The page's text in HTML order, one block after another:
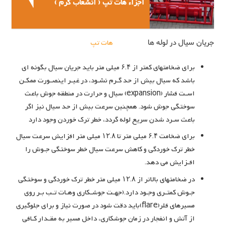
اجزاء هات تپ ( انشعاب گرم )
جریان سیال در لوله ها هات تپ
برای ضخامتهای کمتر از ۶.۴ میلی متر باید جریان سیال بگونه ای
باشد که سیال بیش از حد گـرم نشـود، در غیـر اینصـورت ممکـن
اسـت فشار (expansion) سیال و حرارت در منطقه جوش باعث
سوختگی جوش شود. همچنین سرعت بیش از حد سیال نیز اگر
باعث سـرد شدن سریع لوله گردد، خطر ترک خوردن وجود دارد
برای ضخامت ۶.۴ میلی متر تا ۱۲.۸ میلی متر افزایش سرعت سیال
خطر ترک خوردگی و کاهش سرعت سیال خطر سوختگی جـوش را
افـزایش می دهد.
در ضخامتهای بالاتر از ۱۲.۸ میلی متر خطر ترک خوردگی و سوختگی
جـوش کمتـری وجـود دارد.(جهـت جوشـکاری وهـات تـب بـر روی
مسیرهای فلر(flare)باید دقت شود در صورت نیاز و برای جلوگیری
از آتش و انفجار در زمان جوشکاری، داخل مسیر به مقـدار کـافی